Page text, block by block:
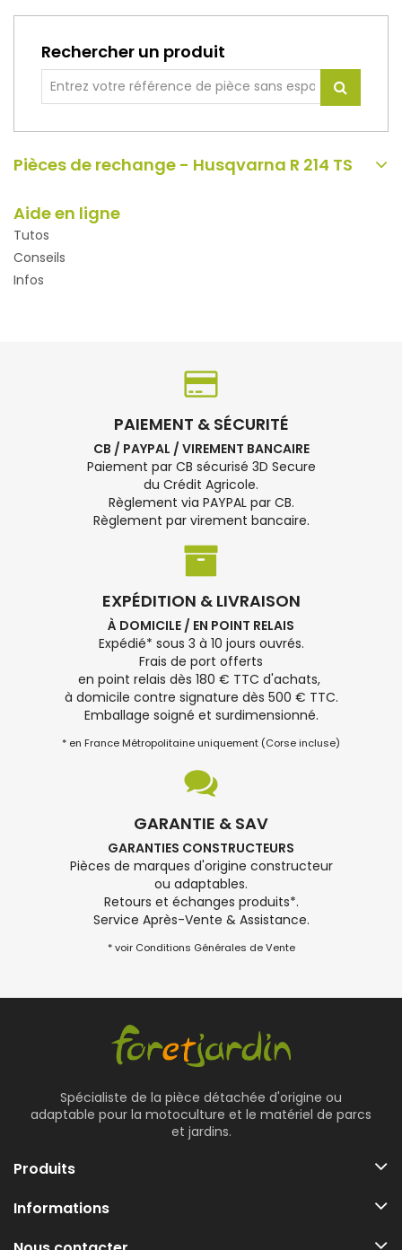
Rechercher un produit
Pièces de rechange - Husqvarna R 214 TS
Aide en ligne
Tutos
Conseils
Infos
PAIEMENT & SÉCURITÉ
CB / PAYPAL / VIREMENT BANCAIRE
Paiement par CB sécurisé 3D Secure
du Crédit Agricole.
Règlement via PAYPAL par CB.
Règlement par virement bancaire.
EXPÉDITION & LIVRAISON
À DOMICILE / EN POINT RELAIS
Expédié* sous 3 à 10 jours ouvrés.
Frais de port offerts
en point relais dès 180 € TTC d'achats,
à domicile contre signature dès 500 € TTC.
Emballage soigné et surdimensionné.
* en France Métropolitaine uniquement (Corse incluse)
GARANTIE & SAV
GARANTIES CONSTRUCTEURS
Pièces de marques d'origine constructeur
ou adaptables.
Retours et échanges produits*.
Service Après-Vente & Assistance.
* voir Conditions Générales de Vente
Spécialiste de la pièce détachée d'origine ou
adaptable pour la motoculture et le matériel de parcs
et jardins.
Produits
Informations